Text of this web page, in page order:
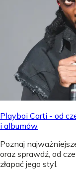
Playboi Carti - od
i albumów
Poznaj
oraz sprawdź, od
złapać jego styl.